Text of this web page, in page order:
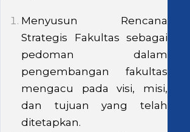
Menyusun Rencana
Strategis Fakultas sebagai
pedoman dalam
pengembangan fakultas
mengacu pada visi, misi,
dan tujuan yang telah
ditetapkan.